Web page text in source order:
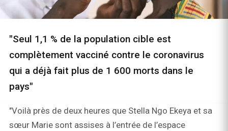
"Seul 1,1 % de la population cible est
complètement vacciné contre le coronavirus
qui a déjà fait plus de 1 600 morts dans le
pays"
"Voilà près de deux heures que Stella Ngo Ekeya et sa
sœur Marie sont assises à l’entrée de l’espace